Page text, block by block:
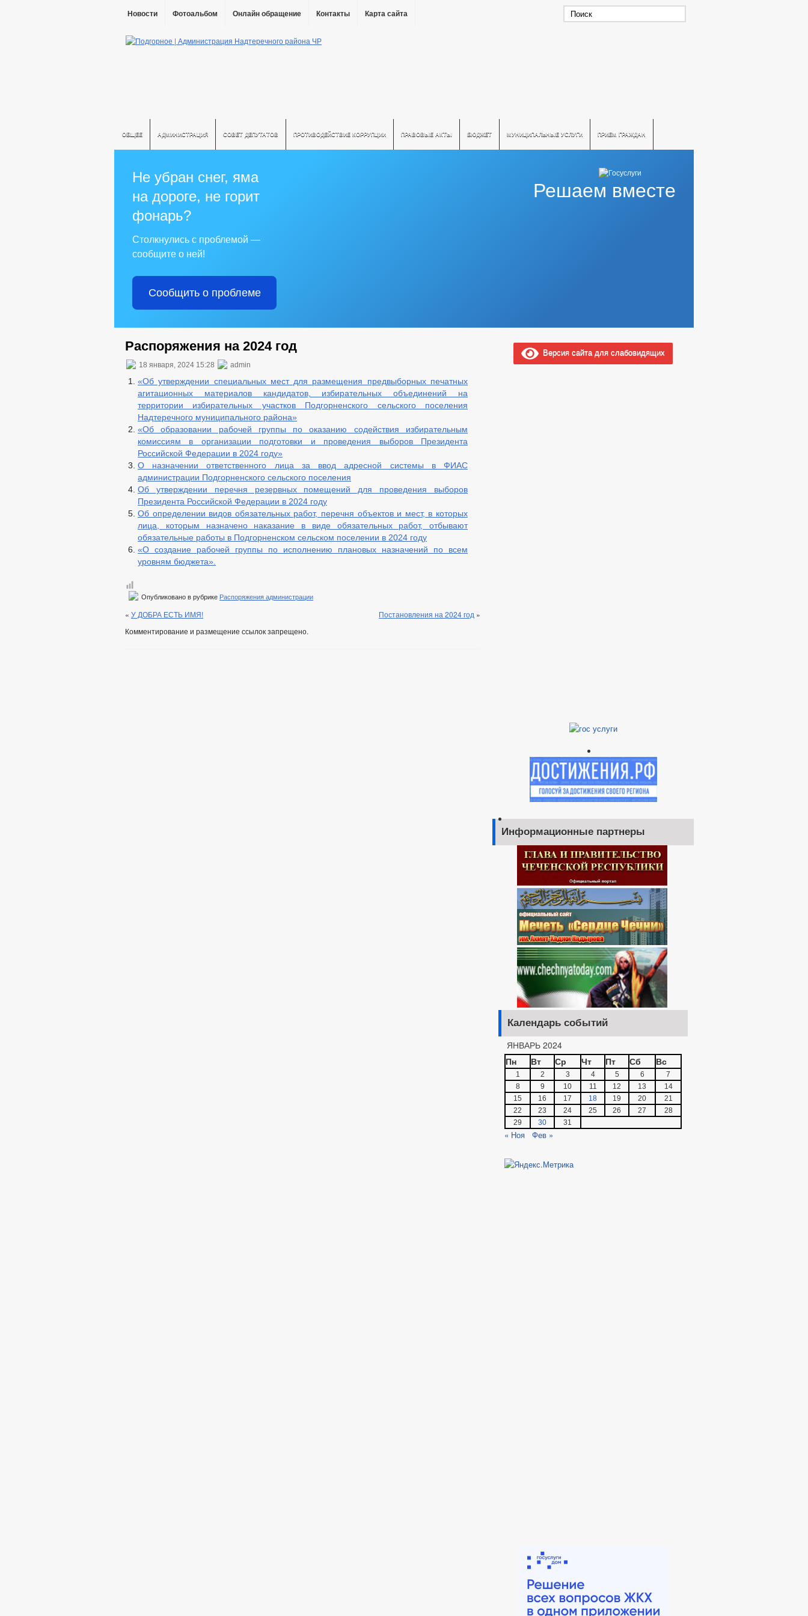
Новости Фотоальбом Онлайн обращение Контакты Карта сайта
ОБЩЕЕ АДМИНИСТРАЦИЯ СОВЕТ ДЕПУТАТОВ ПРОТИВОДЕЙСТВИЕ КОРРУПЦИИ ПРАВОВЫЕ АКТЫ БЮДЖЕТ МУНИЦИПАЛЬНЫЕ УСЛУГИ ПРИЕМ ГРАЖДАН
Решаем вместе
Не убран снег, яма
на дороге, не горит
фонарь?
Столкнулись с проблемой —
сообщите о ней!
Сообщить о проблеме
Распоряжения на 2024 год
18 января, 2024 15:28 admin
«Об утверждении специальных мест для размещения предвыборных печатных
агитационных материалов кандидатов, избирательных объединений на
территории избирательных участков Подгорненского сельского поселения
Надтеречного муниципального района»
«Об образовании рабочей группы по оказанию содействия избирательным
комиссиям в организации подготовки и проведения выборов Президента
Российской Федерации в 2024 году»
О назначении ответственного лица за ввод адресной системы в ФИАС
администрации Подгорненского сельского поселения
Об утверждении перечня резервных помещений для проведения выборов
Президента Российской Федерации в 2024 году
Об определении видов обязательных работ, перечня объектов и мест, в которых
лица, которым назначено наказание в виде обязательных работ, отбывают
обязательные работы в Подгорненском сельском поселении в 2024 году
«О создание рабочей группы по исполнению плановых назначений по всем
уровням бюджета».
Опубликовано в рубрике Распоряжения администрации
« У ДОБРА ЕСТЬ ИМЯ! Постановления на 2024 год »
Комментирование и размещение ссылок запрещено.
Версия сайта для слабовидящих
Информационные партнеры
Календарь событий
ЯНВАРЬ 2024
Пн
Вт Ср Чт Пт Сб Вс
1 2 3 4 5 6
7
8
9 10 11 12 13
14
15
16 17 18 19 20
21
22
23 24 25 26 27
28
29
30 31
« Ноя Фев »